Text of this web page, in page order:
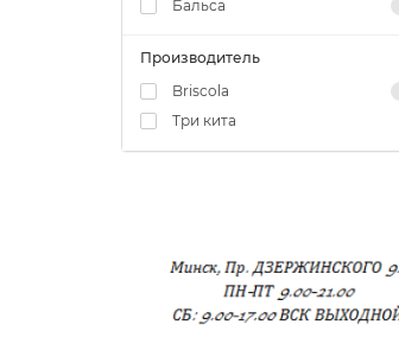
Бальса
Производитель
Briscola
Три кита